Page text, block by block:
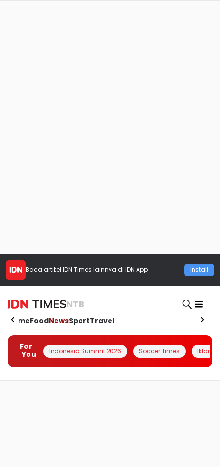
Baca artikel IDN Times lainnya di IDN App Install
NTB
HomeFoodNewsSportTravel
For
You
Indonesia Summit 2026 Soccer Times Iklanin